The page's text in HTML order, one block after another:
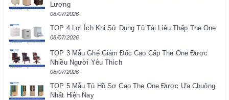
Lượng
08/07/2026
TOP 4 Lợi Ích Khi Sử Dụng Tủ Tài Liệu Thấp The One
08/07/2026
TOP 3 Mẫu Ghế Giám Đốc Cao Cấp The One Được
Nhiều Người Yêu Thích
08/07/2026
TOP 5 Mẫu Tủ Hồ Sơ Cao The One Được Ưa Chuộng
Nhất Hiện Nay